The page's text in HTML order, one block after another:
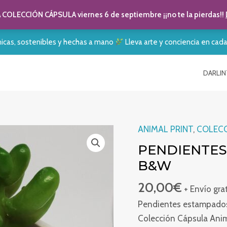
sostenibles y hechas a mano Lleva arte y conciencia en
ANIMAL PRINT,
B&W
20,00€ + Envío
Pendientes
Colección Cápsula
COLECCIÓN CÁPSULA viernes 6 de septiembre ¡¡no te la pierdas!!